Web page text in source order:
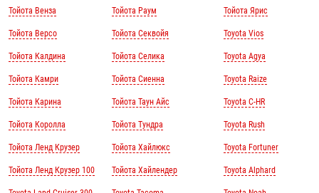
Тойота Венза
Тойота Версо
Тойота Калдина
Тойота Камри
Тойота Карина
Тойота Королла
Тойота Ленд Крузер
Тойота Ленд Крузер 100
Тойота Раум
Тойота Секвойя
Тойота Селика
Тойота Сиенна
Тойота Таун Айс
Тойота Тундра
Тойота Хайлюкс
Тойота Хайлендер
Тойота Ярис
Toyota Vios
Toyota Agya
Toyota Raize
Toyota C-HR
Toyota Rush
Toyota Fortuner
Toyota Alphard